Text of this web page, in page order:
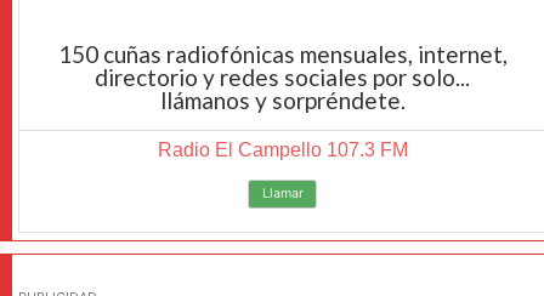
150 cuñas radiofónicas mensuales, internet,
directorio y redes sociales por solo...
llámanos y sorpréndete.
Radio El Campello 107.3 FM
Llamar